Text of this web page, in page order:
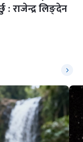
: राजेन्द्र लिङ्देन